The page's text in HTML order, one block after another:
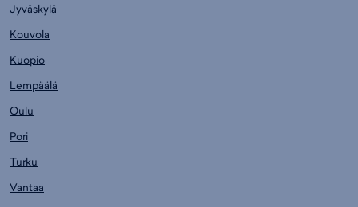
Jyväskylä
Kouvola
Kuopio
Lempäälä
Oulu
Pori
Turku
Vantaa